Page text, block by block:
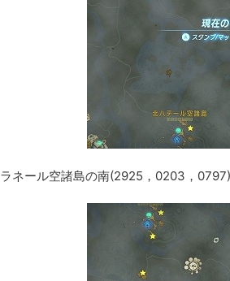
ラネール空諸島の南(2925，0203，0797)